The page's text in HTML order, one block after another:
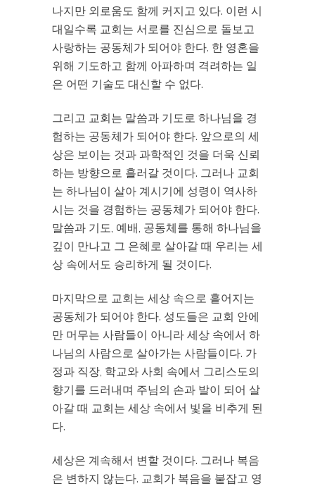
나지만 외로움도 함께 커지고 있다. 이런 시
대일수록 교회는 서로를 진심으로 돌보고
사랑하는 공동체가 되어야 한다. 한 영혼을
위해 기도하고 함께 아파하며 격려하는 일
은 어떤 기술도 대신할 수 없다.
그리고 교회는 말씀과 기도로 하나님을 경
험하는 공동체가 되어야 한다. 앞으로의 세
상은 보이는 것과 과학적인 것을 더욱 신뢰
하는 방향으로 흘러갈 것이다. 그러나 교회
는 하나님이 살아 계시기에 성령이 역사하
시는 것을 경험하는 공동체가 되어야 한다.
말씀과 기도, 예배, 공동체를 통해 하나님을
깊이 만나고 그 은혜로 살아갈 때 우리는 세
상 속에서도 승리하게 될 것이다.
마지막으로 교회는 세상 속으로 흩어지는
공동체가 되어야 한다. 성도들은 교회 안에
만 머무는 사람들이 아니라 세상 속에서 하
나님의 사람으로 살아가는 사람들이다. 가
정과 직장, 학교와 사회 속에서 그리스도의
향기를 드러내며 주님의 손과 발이 되어 살
아갈 때 교회는 세상 속에서 빛을 비추게 된
다.
세상은 계속해서 변할 것이다. 그러나 복음
은 변하지 않는다. 교회가 복음을 붙잡고 영